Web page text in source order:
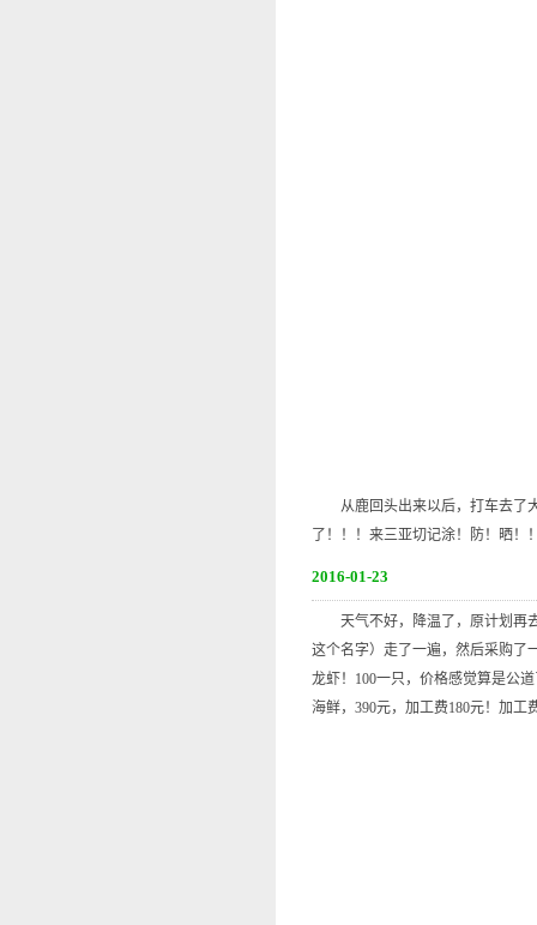
从鹿回头出来以后，打车去了大
了！！！来三亚切记涂！防！晒！
2016-01-23
天气不好，降温了，原计划再去
这个名字）走了一遍，然后采购了
龙虾！100一只，价格感觉算是公
海鲜，390元，加工费180元！加工